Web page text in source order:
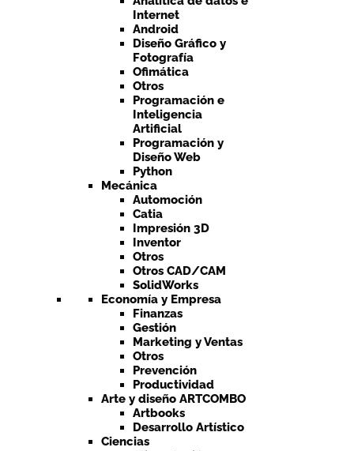
Internet
Android
Diseño Gráfico y
Fotografía
Ofimática
Otros
Programación e
Inteligencia
Artificial
Programación y
Diseño Web
Python
Mecánica
Automoción
Catia
Impresión 3D
Inventor
Otros
Otros CAD/CAM
SolidWorks
Economía y Empresa
Finanzas
Gestión
Marketing y Ventas
Otros
Prevención
Productividad
Arte y diseño ARTCOMBO
Artbooks
Desarrollo Artístico
Ciencias